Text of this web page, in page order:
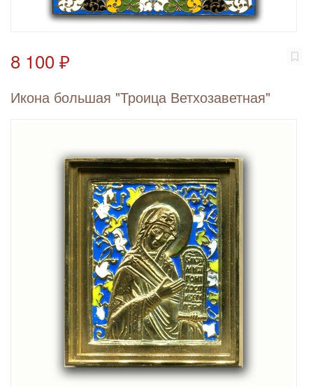
8 100 ₽
Икона большая "Троица Ветхозаветная"